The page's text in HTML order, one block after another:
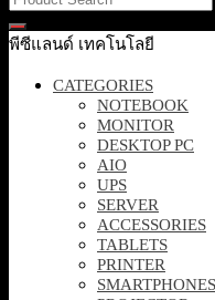
พีซีแลนด์ เทคโนโลยี
CATEGORIES
NOTEBOOK
MONITOR
DESKTOP PC
AIO
UPS
SERVER
ACCESSORIES
TABLETS
PRINTER
SMARTPHONES